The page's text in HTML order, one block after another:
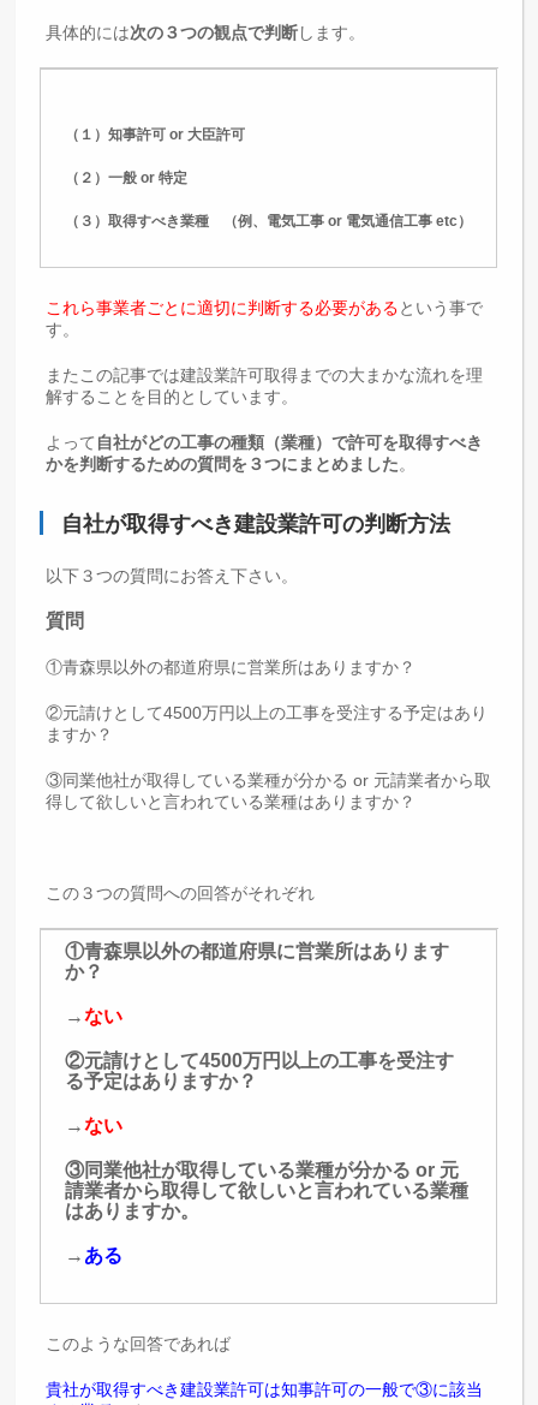
具体的には次の３つの観点で判断します。
（１）知事許可 or 大臣許可
（２）一般 or 特定
（３）取得すべき業種 （例、電気工事 or 電気通信工事 etc）
これら事業者ごとに適切に判断する必要があるという事で
す。
またこの記事では建設業許可取得までの大まかな流れを理
解することを目的としています。
よって 自社がどの工事の種類（業種）で許可を取得すべき
かを判断するための質問を３つにまとめました。
自社が取得すべき建設業許可の判断方法
以下３つの質問にお答え下さい。
質問
①青森県以外の都道府県に営業所はありますか？
②元請けとして4500万円以上の工事を受注する予定はあり
ますか？
③同業他社が取得している業種が分かる or 元請業者から取
得して欲しいと言われている業種はありますか？
この３つの質問への回答がそれぞれ
①青森県以外の都道府県に営業所はあります
か？
→ない
②元請けとして4500万円以上の工事を受注す
る予定はありますか？
→ない
③同業他社が取得している業種が分かる or 元
請業者から取得して欲しいと言われている業種
はありますか。
→ ある
このような回答であれば
貴社が取得すべき建設業許可は知事許可の一般で③に該当